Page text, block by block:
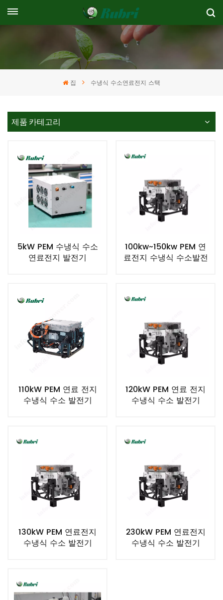
집 수냉식 수소연료전지 스택
제품 카테고리
5kW PEM 수냉식 수소
연료전지 발전기
100kw~150kw PEM 연
료전지 수냉식 수소발전
110kW PEM 연료 전지
수냉식 수소 발전기
120kW PEM 연료 전지
수냉식 수소 발전기
130kW PEM 연료전지
수냉식 수소 발전기
230kW PEM 연료전지
수냉식 수소 발전기